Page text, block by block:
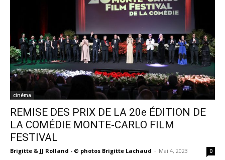
cinéma
REMISE DES PRIX DE LA 20e ÉDITION DE
LA COMÉDIE MONTE-CARLO FILM
FESTIVAL
Brigitte & JJ Rolland - © photos Brigitte Lachaud - Mai 4, 2023 0